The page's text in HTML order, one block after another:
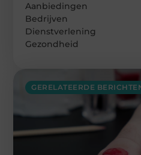
GERELATEERDE
Aanbiedingen
Bedrijven
Dienstverlening
Gezondheid